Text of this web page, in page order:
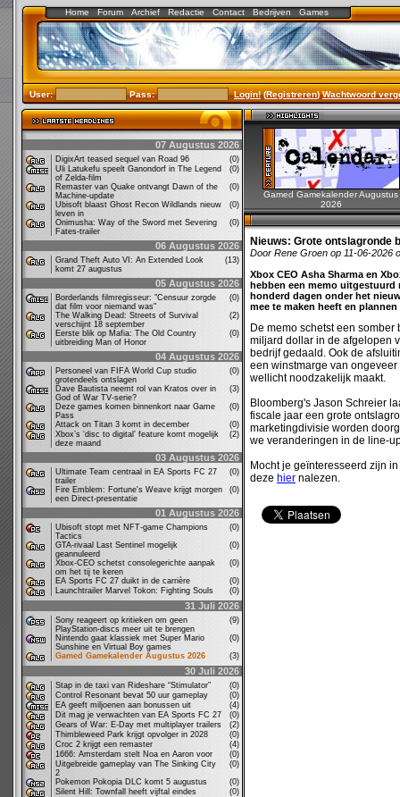
Home Forum Archief Redactie Contact Bedrijven Games
User: Pass: Login!(Registreren)Wachtwoord
07 Augustus 2026
DigixArt teased sequel van Road 96
(0)
Uli Latukefu speelt Ganondorf in The Legend
of Zelda-film
(0)
Remaster van Quake ontvangt Dawn of the
Machine-update
(0)
Ubisoft blaast Ghost Recon Wildlands nieuw
leven in
(0)
Onimusha: Way of the Sword met Severing
Fates-trailer
(0)
06 Augustus 2026
Grand Theft Auto VI: An Extended Look
komt 27 augustus
(13)
05 Augustus 2026
Borderlands filmregisseur: "Censuur zorgde
dat film voor niemand was"
(0)
The Walking Dead: Streets of Survival
verschijnt 18 september
(2)
Eerste blik op Mafia: The Old Country
uitbreiding Man of Honor
(0)
04 Augustus 2026
Personeel van FIFA World Cup studio
grotendeels ontslagen
(0)
Dave Bautista neemt rol van Kratos over in
God of War TV-serie?
(3)
Deze games komen binnenkort naar Game
Pass
(0)
Attack on Titan 3 komt in december
(0)
Xbox’s ‘disc to digital’ feature komt mogelijk
deze maand
(2)
03 Augustus 2026
Ultimate Team centraal in EA Sports FC 27
trailer
(0)
Fire Emblem: Fortune's Weave krijgt morgen
een Direct-presentatie
(0)
01 Augustus 2026
Ubisoft stopt met NFT-game Champions
Tactics
(0)
GTA-rivaal Last Sentinel mogelijk
geannuleerd
(0)
Xbox-CEO schetst consolegerichte aanpak
om het tij te keren
(0)
EA Sports FC 27 duikt in de carrière
(0)
Launchtrailer Marvel Tokon: Fighting Souls
(0)
31 Juli 2026
Sony reageert op kritieken om geen
PlayStation-discs meer uit te brengen
(9)
Nintendo gaat klassiek met Super Mario
Sunshine en Virtual Boy games
(0)
Gamed Gamekalender Augustus 2026
(3)
30 Juli 2026
Stap in de taxi van Rideshare “Stimulator”
(0)
Control Resonant bevat 50 uur gameplay
(0)
EA geeft miljoenen aan bonussen uit
(4)
Dit mag je verwachten van EA Sports FC 27
(0)
Gears of War: E-Day met multiplayer trailers
(2)
Thimbleweed Park krijgt opvolger in 2028
(0)
Croc 2 krijgt een remaster
(4)
1666: Amsterdam stelt Noa en Aaron voor
(0)
Uitgebreide gameplay van The Sinking City
2
(0)
Pokemon Pokopia DLC komt 5 augustus
(0)
Silent Hill: Townfall heeft vijftal eindes
(0)
Gamed Gamekalender Augustus
2026
Nieuws: Grote ontslagronde
Door Rene Groen op 11-06-2026
Xbox CEO Asha Sharma en
hebben een memo uitgestuurd
honderd dagen onder het
mee te maken heeft en
De memo schetst een
miljard dollar in de afgelopen
bedrijf gedaald. Ook de
een winstmarge van
wellicht noodzakelijk maakt.
Bloomberg's Jason Schreier
fiscale jaar een grote
marketingdivisie worden
we veranderingen in de line-
Mocht je geïnteresseerd zijn
deze hier nalezen.